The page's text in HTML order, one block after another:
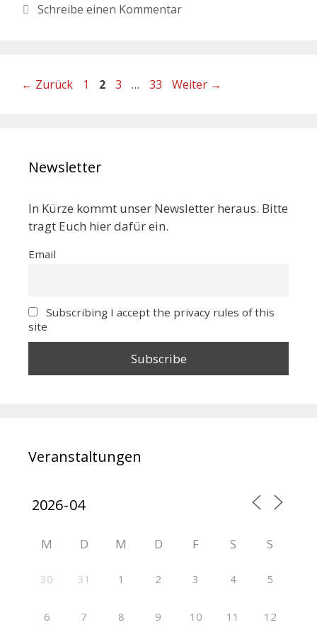
Schreibe einen Kommentar
← Zurück 1 2 3 … 33 Weiter →
Newsletter
In Kürze kommt unser Newsletter heraus. Bitte
tragt Euch hier dafür ein.
Email
Subscribing I accept the privacy rules of this
site
Veranstaltungen
M D M D F S S
30 31 1 2 3 4 5
6 7 8 9 10 11 12